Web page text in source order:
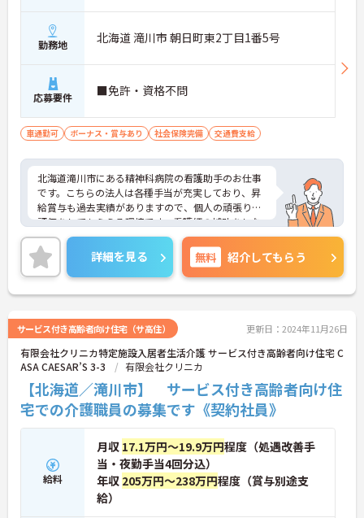
勤務地 北海道 滝川市 朝日町東2丁目1番5号
応募要件 ■免許・資格不問
車通勤可 ボーナス・賞与あり 社会保険完備 交通費支給
北海道滝川市にある精神科病院の看護助手のお仕事
です。こちらの法人は各種手当が充実しており、昇
給賞与も過去実績がありますので、個人の頑張りを
評価をしてもらえる環境です。看護師の補助をしな
がら患者様に寄り添いケアを行っていくやりがいの
あるお仕事です。ご興味のある方には面接のポイン
トをお伝えしますのでお気軽にお問い合わせくださ
い。
詳細を見る 無料 紹介してもらう
サービス付き高齢者向け住宅（サ高住） 更新日：2024年11月26日
有限会社クリニカ特定施設入居者生活介護 サービス付き高齢者向け住宅 C
ASA CAESAR’S 3-3
有限会社クリニカ
【北海道／滝川市】 サービス付き高齢者向け住
宅での介護職員の募集です《契約社員》
給料
月収 17.1万円～19.9万円程度（処遇改善手
当・夜勤手当4回分込）
年収 205万円～238万円程度（賞与別途支
給）